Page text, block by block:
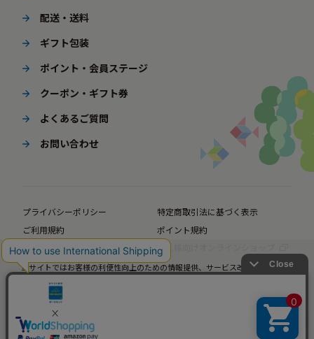
配送・送料
ギフト包装
ポイント・会員ステージ
クーポン・ギフト券
よくあるご質問
お問い合わせ
プライバシーポリシー
特定商取引法に基づく表示
ご利用規約
ポイント規約
企業サイト
法人様向けオンラインショップ
当サイトではお客様の利便性向上のための情報提供、サービス改善のための分
当サイトの閲覧を継続された場合、Cookieの使用にご同意いただいたものとみ
なします。
詳細については